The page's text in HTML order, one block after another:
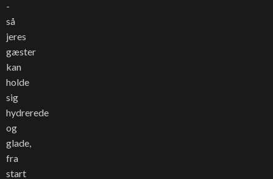
-
så
jeres
gæster
kan
holde
sig
hydrerede
og
glade,
fra
start